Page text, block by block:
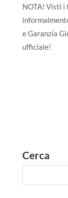
NOTA! Visti
e Garanzia
ufficiale!
Cerca